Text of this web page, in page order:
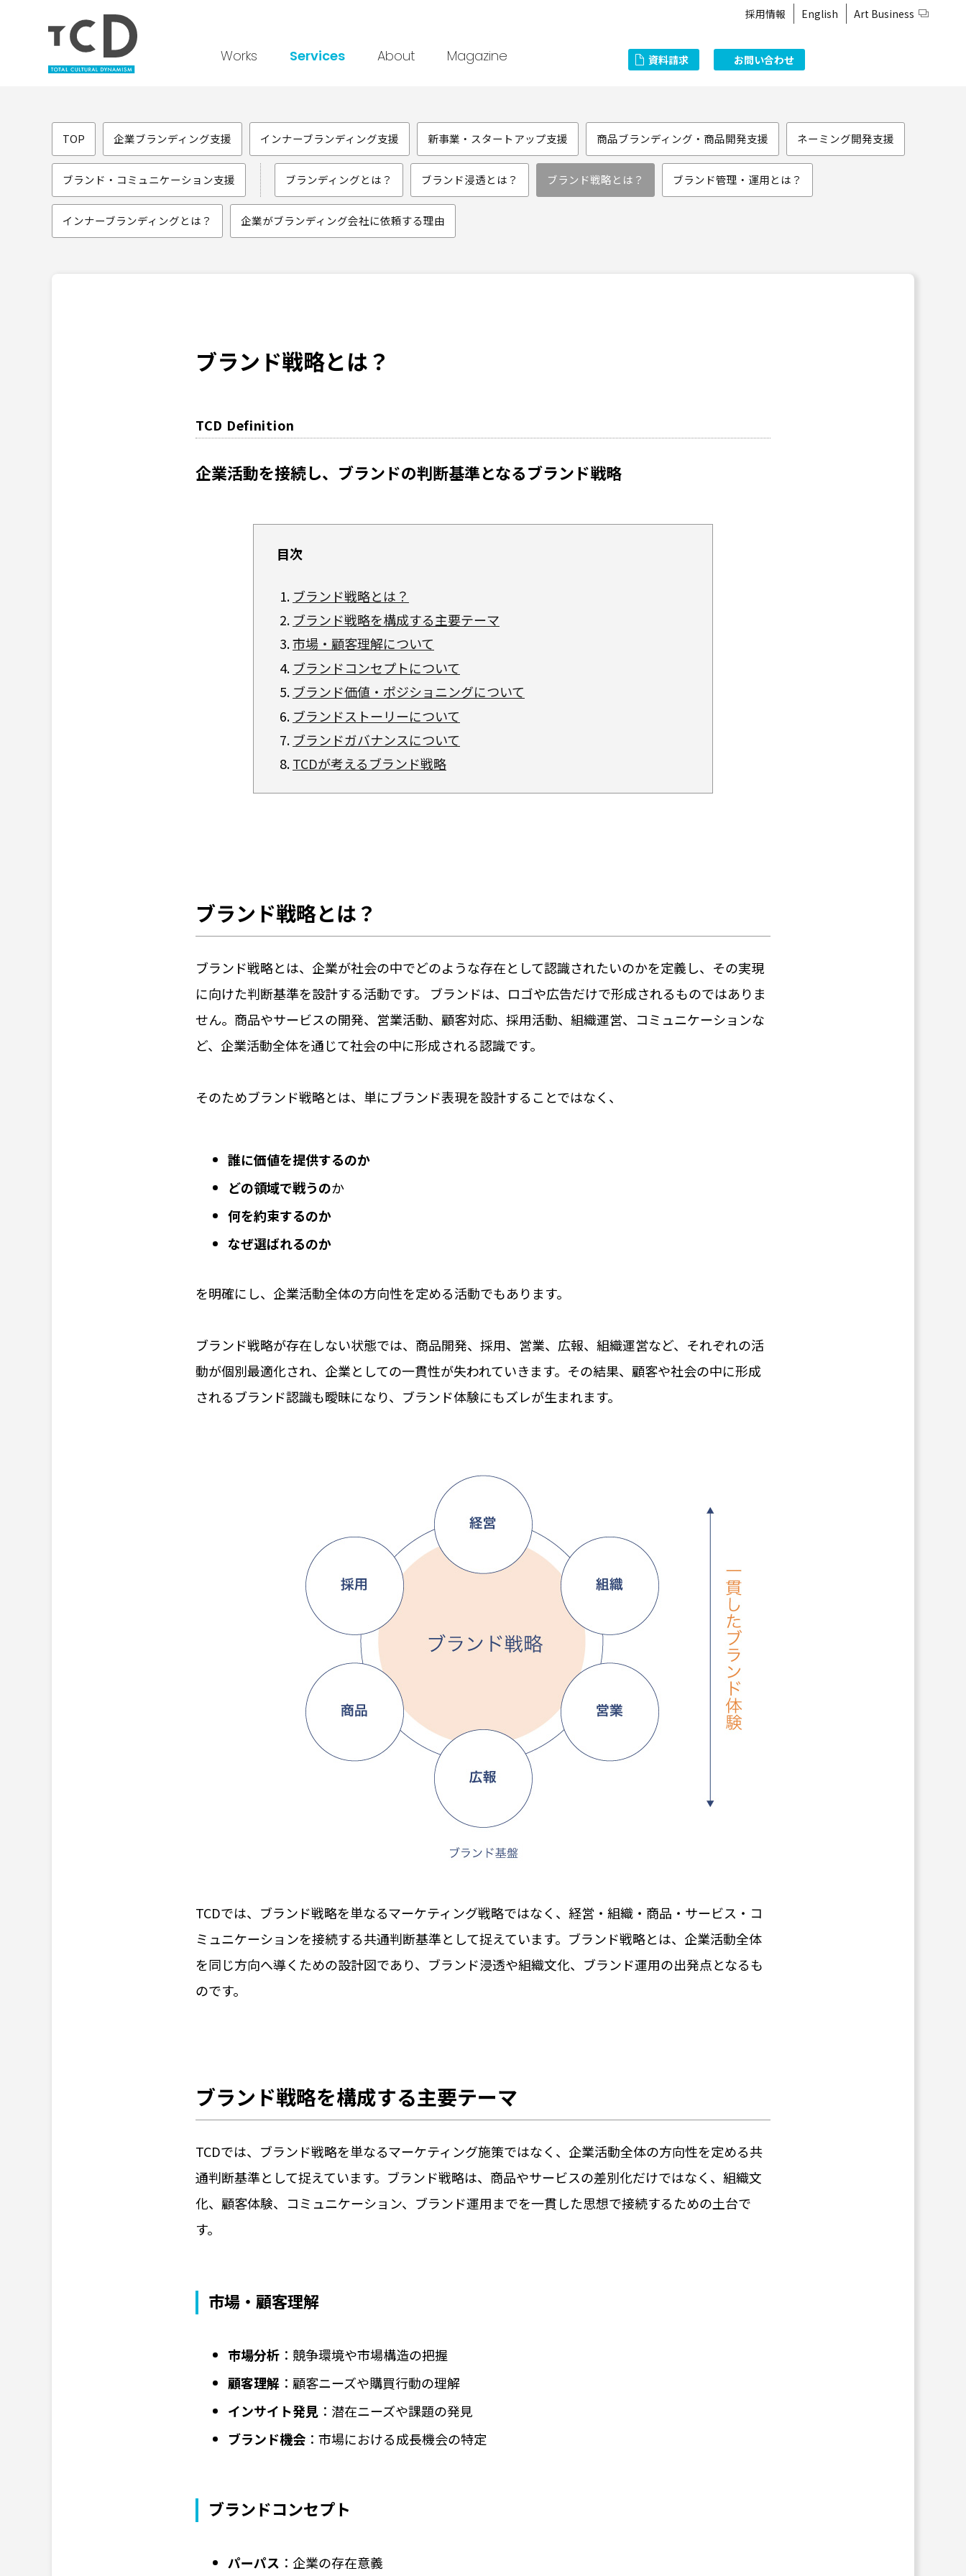
Works Services About Magazine
採用情報 English Art Business
資料請求 お問い合わせ
TOP 企業ブランディング支援 インナーブランディング支援 新事業・スタートアップ支援 商品ブランディング・商品開発支援 ネーミング開発支援
ブランド・コミュニケーション支援 ブランディングとは？ ブランド浸透とは？ ブランド戦略とは？ ブランド管理・運用とは？
インナーブランディングとは？ 企業がブランディング会社に依頼する理由
ブランド戦略とは？
TCD Definition
企業活動を接続し、ブランドの判断基準となるブランド戦略
目次
ブランド戦略とは？
ブランド戦略を構成する主要テーマ
市場・顧客理解について
ブランドコンセプトについて
ブランド価値・ポジショニングについて
ブランドストーリーについて
ブランドガバナンスについて
TCDが考えるブランド戦略
ブランド戦略とは？
ブランド戦略とは、企業が社会の中でどのような存在として認識されたいのかを定義し、その実現
に向けた判断基準を設計する活動です。 ブランドは、ロゴや広告だけで形成されるものではありま
せん。商品やサービスの開発、営業活動、顧客対応、採用活動、組織運営、コミュニケーションな
ど、企業活動全体を通じて社会の中に形成される認識です。
そのためブランド戦略とは、単にブランド表現を設計することではなく、
誰に価値を提供するのか
どの領域で戦うのか
何を約束するのか
なぜ選ばれるのか
を明確にし、企業活動全体の方向性を定める活動でもあります。
ブランド戦略が存在しない状態では、商品開発、採用、営業、広報、組織運営など、それぞれの活
動が個別最適化され、企業としての一貫性が失われていきます。その結果、顧客や社会の中に形成
されるブランド認識も曖昧になり、ブランド体験にもズレが生まれます。
TCDでは、ブランド戦略を単なるマーケティング戦略ではなく、経営・組織・商品・サービス・コ
ミュニケーションを接続する共通判断基準として捉えています。ブランド戦略とは、企業活動全体
を同じ方向へ導くための設計図であり、ブランド浸透や組織文化、ブランド運用の出発点となるも
のです。
ブランド戦略を構成する主要テーマ
TCDでは、ブランド戦略を単なるマーケティング施策ではなく、企業活動全体の方向性を定める共
通判断基準として捉えています。ブランド戦略は、商品やサービスの差別化だけではなく、組織文
化、顧客体験、コミュニケーション、ブランド運用までを一貫した思想で接続するための土台で
す。
市場・顧客理解
市場分析 ：競争環境や市場構造の把握
顧客理解 ：顧客ニーズや購買行動の理解
インサイト発見 ：潜在ニーズや課題の発見
ブランド機会 ：市場における成長機会の特定
ブランドコンセプト
パーパス ：企業の存在意義